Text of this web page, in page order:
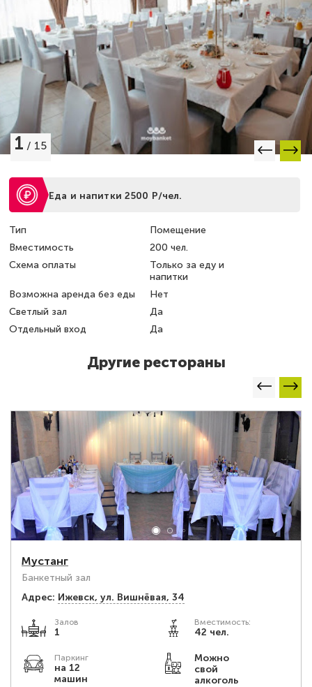
1 / 15
Еда и напитки 2500 Р/чел.
Тип
Помещение
Вместимость
200 чел.
Схема оплаты
Только за еду и
напитки
Возможна аренда без еды
Нет
Светлый зал
Да
Отдельный вход
Да
Другие рестораны
Мустанг
Банкетный зал
Адрес: Ижевск, ул. Вишнёвая, 34
Залов
1
Вместимость:
42 чел.
Паркинг
на 12
машин
Можно
свой
алкоголь